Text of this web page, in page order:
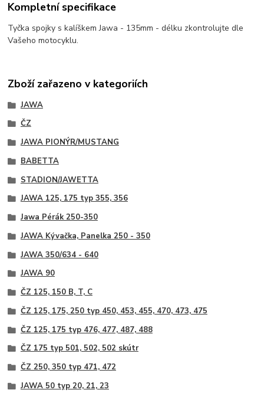
Kompletní specifikace
Tyčka spojky s kalíškem Jawa - 135mm - délku zkontrolujte dle
Vašeho motocyklu.
Zboží zařazeno v kategoriích
JAWA
ČZ
JAWA PIONÝR/MUSTANG
BABETTA
STADION/JAWETTA
JAWA 125, 175 typ 355, 356
Jawa Pérák 250-350
JAWA Kývačka, Panelka 250 - 350
JAWA 350/634 - 640
JAWA 90
ČZ 125, 150 B, T, C
ČZ 125, 175, 250 typ 450, 453, 455, 470, 473, 475
ČZ 125, 175 typ 476, 477, 487, 488
ČZ 175 typ 501, 502, 502 skútr
ČZ 250, 350 typ 471, 472
JAWA 50 typ 20, 21, 23